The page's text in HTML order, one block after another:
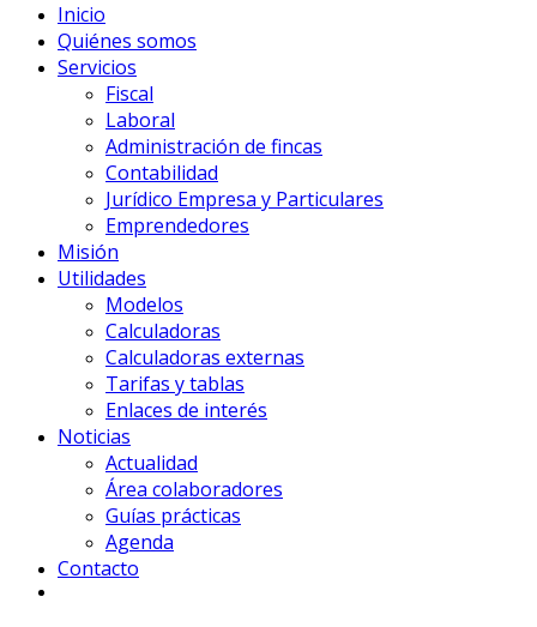
Inicio
Quiénes somos
Servicios
Fiscal
Laboral
Administración de fincas
Contabilidad
Jurídico Empresa y Particulares
Emprendedores
Misión
Utilidades
Modelos
Calculadoras
Calculadoras externas
Tarifas y tablas
Enlaces de interés
Noticias
Actualidad
Área colaboradores
Guías prácticas
Agenda
Contacto